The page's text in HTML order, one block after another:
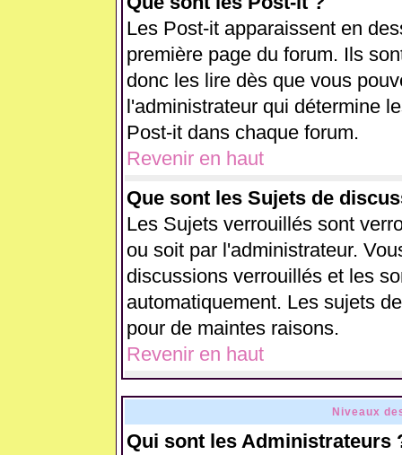
Les Post-it apparaissent en
première page du forum. Ils
donc les lire dès que vous
l'administrateur qui détermine
Post-it dans chaque forum.
Revenir en haut
Que sont les Sujets de
Les Sujets verrouillés sont
ou soit par l'administrateur.
discussions verrouillés et les
automatiquement. Les sujets
pour de maintes raisons.
Revenir en haut
Niveaux
Qui sont les Administrateurs